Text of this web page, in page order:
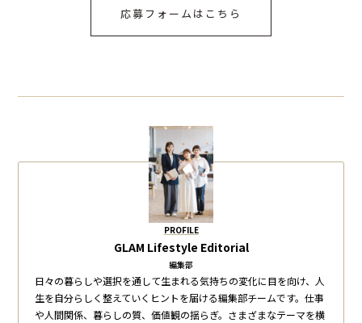
応募フォームはこちら
PROFILE
GLAM Lifestyle Editorial
編集部
日々の暮らしや選択を通して生まれる気持ちの変化に目を向け、人
生を自分らしく整えていくヒントを届ける編集部チームです。仕事
や人間関係、暮らしの質、価値観の揺らぎ。さまざまなテーマを横